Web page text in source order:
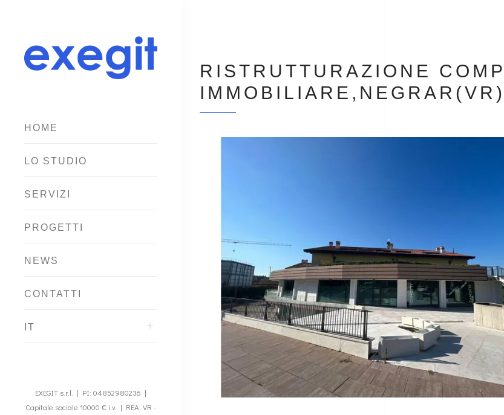
HOME
LO STUDIO
SERVIZI
PROGETTI
NEWS
CONTATTI
IT
EXEGIT s.r.l. | PI: 04852980236 |
Capitale sociale 10000 € i.v. | REA: VR -
RISTRUTTURAZIONE
IMMOBILIARE,NEGRAR(VR)